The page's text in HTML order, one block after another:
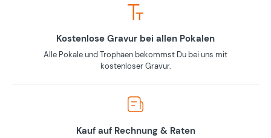
Kostenlose Gravur bei allen Pokalen
Alle Pokale und Trophäen bekommst Du bei uns mit
kostenloser Gravur.
Kauf auf Rechnung & Raten